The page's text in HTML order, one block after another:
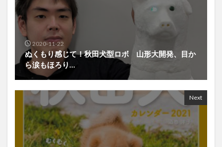
2020-11-22
ぬくもり感じて！秋田犬型ロボ 山形大開発、目か
ら涙もほろり…
Next